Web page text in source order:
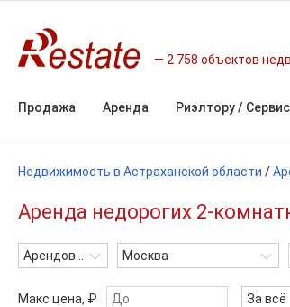
2 758 объектов
Продажа Аренда Риэлтору /
Недвижимость в Астраханской области /
Аренда недорогих 2-
Арендовать Москва
Макс цена, ₽ За всё